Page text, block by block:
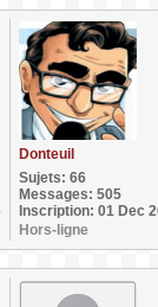
Donteuil
Sujets: 66
Messages: 505
Inscription: 01 Dec
Hors-ligne